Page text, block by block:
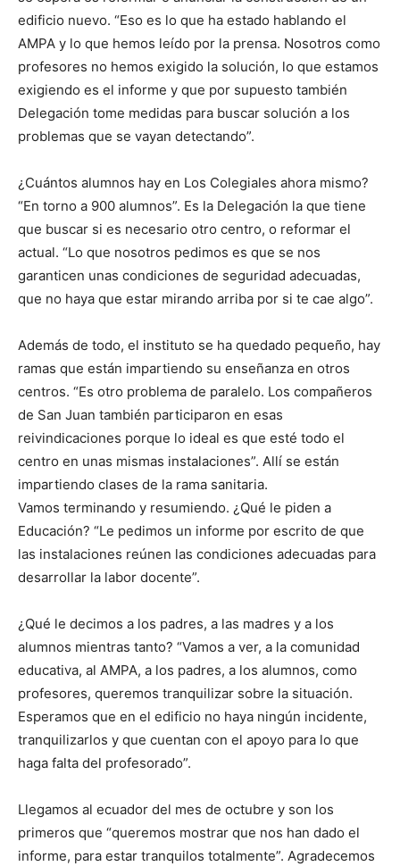
edificio nuevo. “Eso es lo que ha estado hablando el
AMPA y lo que hemos leído por la prensa. Nosotros como
profesores no hemos exigido la solución, lo que estamos
exigiendo es el informe y que por supuesto también
Delegación tome medidas para buscar solución a los
problemas que se vayan detectando”.
¿Cuántos alumnos hay en Los Colegiales ahora mismo?
“En torno a 900 alumnos”. Es la Delegación la que tiene
que buscar si es necesario otro centro, o reformar el
actual. “Lo que nosotros pedimos es que se nos
garanticen unas condiciones de seguridad adecuadas,
que no haya que estar mirando arriba por si te cae algo”.
Además de todo, el instituto se ha quedado pequeño, hay
ramas que están impartiendo su enseñanza en otros
centros. “Es otro problema de paralelo. Los compañeros
de San Juan también participaron en esas
reivindicaciones porque lo ideal es que esté todo el
centro en unas mismas instalaciones”. Allí se están
impartiendo clases de la rama sanitaria.
Vamos terminando y resumiendo. ¿Qué le piden a
Educación? “Le pedimos un informe por escrito de que
las instalaciones reúnen las condiciones adecuadas para
desarrollar la labor docente”.
¿Qué le decimos a los padres, a las madres y a los
alumnos mientras tanto? “Vamos a ver, a la comunidad
educativa, al AMPA, a los padres, a los alumnos, como
profesores, queremos tranquilizar sobre la situación.
Esperamos que en el edificio no haya ningún incidente,
tranquilizarlos y que cuentan con el apoyo para lo que
haga falta del profesorado”.
Llegamos al ecuador del mes de octubre y son los
primeros que “queremos mostrar que nos han dado el
informe, para estar tranquilos totalmente”. Agradecemos